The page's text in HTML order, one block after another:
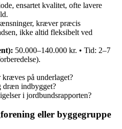
ensartet kvalitet, ofte lavere
kræver præcis
ikke altid fleksibelt ved
50.000–140.000 kr. • Tid: 2–7
på underlaget?
dræn indbygget?
i jordbundsrapporten?
eller byggegruppe